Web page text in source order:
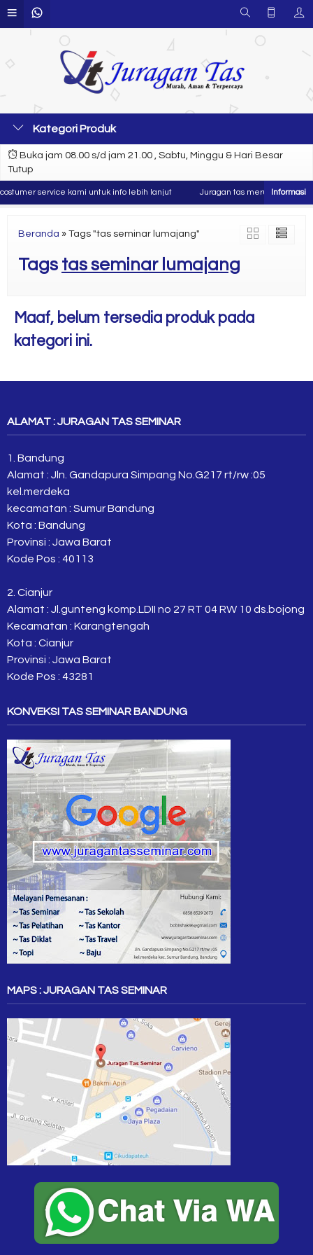
Kategori Produk
Buka jam 08.00 s/d jam 21.00 , Sabtu, Minggu & Hari Besar
Tutup
service kami untuk info lebih lanjut Juragan tas merupakan
Beranda » Tags "tas seminar lumajang"
Tags tas seminar lumajang
Maaf, belum tersedia produk pada
kategori ini.
ALAMAT : JURAGAN TAS SEMINAR
1. Bandung
Alamat : Jln. Gandapura Simpang No.G217 rt/rw :05
kel.merdeka
kecamatan : Sumur Bandung
Kota : Bandung
Provinsi : Jawa Barat
Kode Pos : 40113
2. Cianjur
Alamat : Jl.gunteng komp.LDII no 27 RT 04 RW 10 ds.bojong
Kecamatan : Karangtengah
Kota : Cianjur
Provinsi : Jawa Barat
Kode Pos : 43281
KONVEKSI TAS SEMINAR BANDUNG
MAPS : JURAGAN TAS SEMINAR